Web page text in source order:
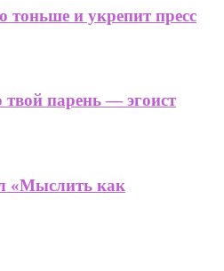
тоньше и укрепит пресс
твой парень — эгоист
«Мыслить как